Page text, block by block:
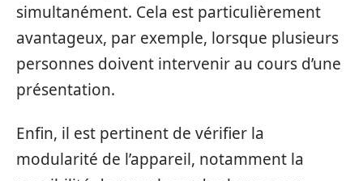
simultanément. Cela est particulièrement
avantageux, par exemple, lorsque plusieurs
personnes doivent intervenir au cours d’une
présentation.
Enfin, il est pertinent de vérifier la
modularité de l’appareil, notamment la